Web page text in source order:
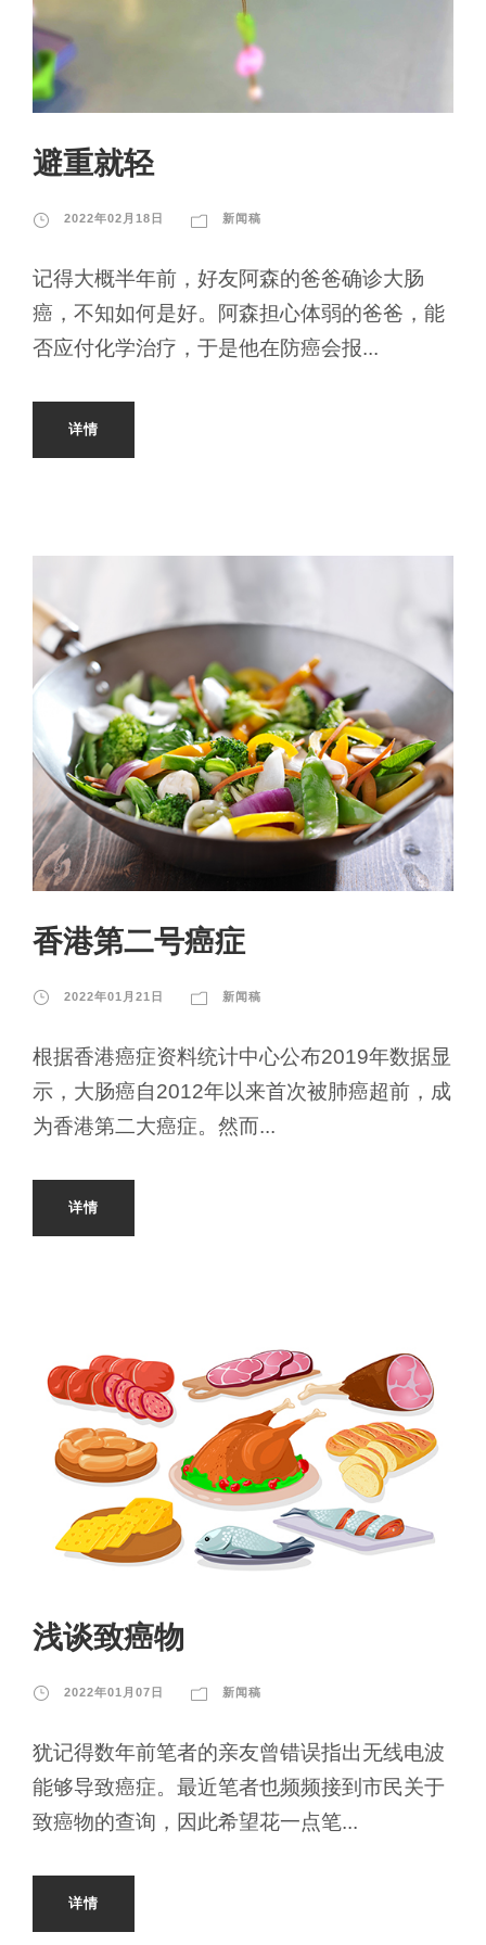
避重就轻
2022年02月18日 新闻稿
记得大概半年前，好友阿森的爸爸确诊大肠
癌，不知如何是好。阿森担心体弱的爸爸，能
否应付化学治疗，于是他在防癌会报...
详情
香港第二号癌症
2022年01月21日 新闻稿
根据香港癌症资料统计中心公布2019年数据显
示，大肠癌自2012年以来首次被肺癌超前，成
为香港第二大癌症。然而...
详情
浅谈致癌物
2022年01月07日 新闻稿
犹记得数年前笔者的亲友曾错误指出无线电波
能够导致癌症。最近笔者也频频接到市民关于
致癌物的查询，因此希望花一点笔...
详情